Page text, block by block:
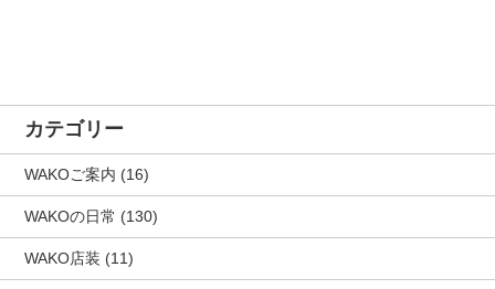
カテゴリー
WAKOご案内 (16)
WAKOの日常 (130)
WAKO店装 (11)